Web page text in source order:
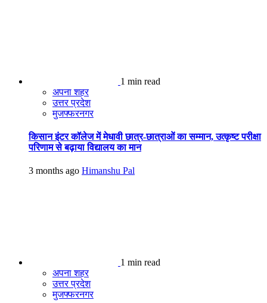
1 min read
अपना शहर
उत्तर प्रदेश
मुजफ्फरनगर
किसान इंटर कॉलेज में मेधावी छात्र-छात्राओं का सम्मान, उत्कृष्ट परीक्षा
परिणाम से बढ़ाया विद्यालय का मान
3 months ago Himanshu Pal
1 min read
अपना शहर
उत्तर प्रदेश
मुजफ्फरनगर